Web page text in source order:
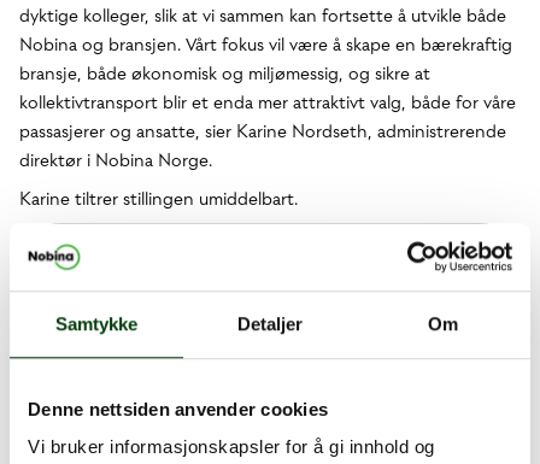
Samtykke Detaljer Om
Denne nettsiden anvender cookies
Vi bruker informasjonskapsler for å gi innhold og
dyktige kolleger, slik at vi sammen kan fortsette å utvikle både
Nobina og bransjen. Vårt fokus vil være å skape en bærekraftig
bransje, både økonomisk og miljømessig, og sikre at
kollektivtransport blir et enda mer attraktivt valg, både for våre
passasjerer og ansatte, sier Karine Nordseth, administrerende
direktør i Nobina Norge.
Karine tiltrer stillingen umiddelbart.